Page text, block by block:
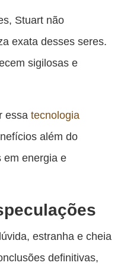
Stuart não
exata desses seres.
sigilosas e
essa tecnologia
além do
em energia e
estranha e cheia
definitivas,